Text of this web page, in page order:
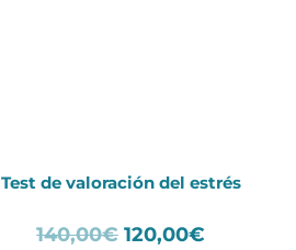
Test de valoración del estrés
140,00€ El
120,00€